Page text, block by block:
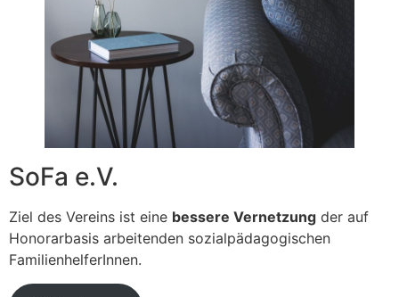
SoFa e.V.
Ziel des Vereins ist eine bessere Vernetzung der auf
Honorarbasis arbeitenden sozialpädagogischen
FamilienhelferInnen.